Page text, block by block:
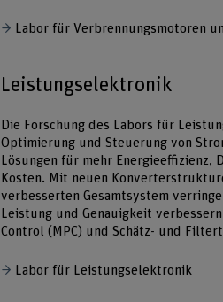
Labor für Verbrennungsmotoren
Leistungselektronik
Die Forschung des Labors für
Optimierung und Steuerung von
Lösungen für mehr Energieeffizienz,
Kosten. Mit neuen
verbesserten Gesamtsystem
Leistung und Genauigkeit
Control (MPC) und Schätz- und
Labor für Leistungselektronik